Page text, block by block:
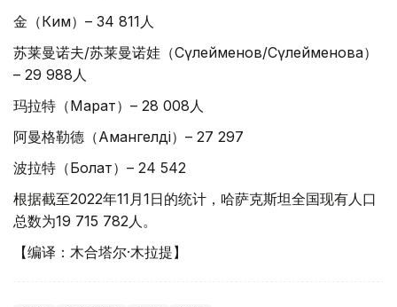
金（Ким）– 34 811人
苏莱曼诺夫/苏莱曼诺娃（Сүлейменов/Сүлейменова）
– 29 988人
玛拉特（Марат）– 28 008人
阿曼格勒德（Амангелді）– 27 297
波拉特（Болат）– 24 542
根据截至2022年11月1日的统计，哈萨克斯坦全国现有人口
总数为19 715 782人。
【编译：木合塔尔·木拉提】